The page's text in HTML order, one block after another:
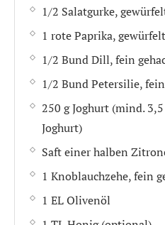
1/2 Salatgurke,
1 rote Paprika, gewürfelt
1/2 Bund Dill, fein
1/2 Bund Petersilie,
250 g Joghurt (mind.
Joghurt)
Saft einer halben
1 Knoblauchzehe, fein
1 EL Olivenöl